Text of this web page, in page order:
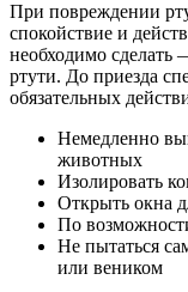
При повреждении
спокойствие и
необходимо сделать
ртути. До приезда
обязательных
Немедленно
животных
Изолировать
Открыть окна
По
Не пытаться
или веником